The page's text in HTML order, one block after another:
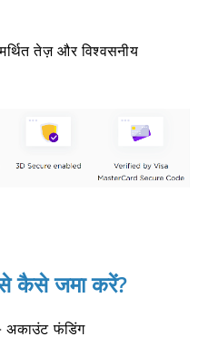
तेज़ और विश्वसनीय
कैसे जमा करें?
अकाउंट फंडिंग